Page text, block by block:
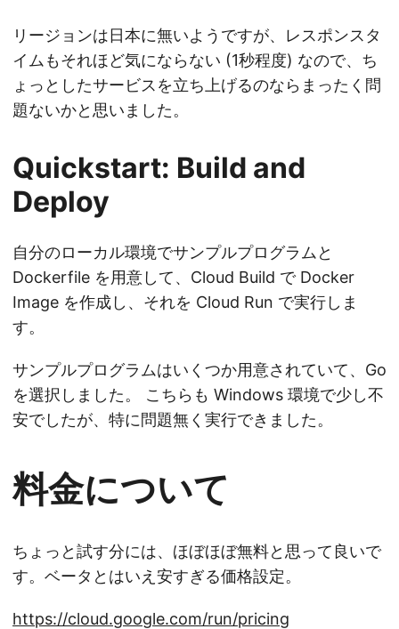
リージョンは日本に無いようですが、レスポンスタ
イムもそれほど気にならない (1秒程度) なので、ち
ょっとしたサービスを立ち上げるのならまったく問
題ないかと思いました。
Quickstart: Build and
Deploy
自分のローカル環境でサンプルプログラムと
Dockerfile を用意して、Cloud Build で Docker
Image を作成し、それを Cloud Run で実行しま
す。
サンプルプログラムはいくつか用意されていて、Go
を選択しました。 こちらも Windows 環境で少し不
安でしたが、特に問題無く実行できました。
料金について
ちょっと試す分には、ほぼほぼ無料と思って良いで
す。ベータとはいえ安すぎる価格設定。
https://cloud.google.com/run/pricing